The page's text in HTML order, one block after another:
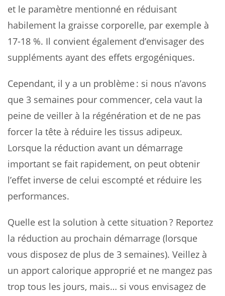
et le paramètre mentionné en réduisant
habilement la graisse corporelle, par exemple à
17-18 %. Il convient également d’envisager des
suppléments ayant des effets ergogéniques.
Cependant, il y a un problème : si nous n’avons
que 3 semaines pour commencer, cela vaut la
peine de veiller à la régénération et de ne pas
forcer la tête à réduire les tissus adipeux.
Lorsque la réduction avant un démarrage
important se fait rapidement, on peut obtenir
l’effet inverse de celui escompté et réduire les
performances.
Quelle est la solution à cette situation ? Reportez
la réduction au prochain démarrage (lorsque
vous disposez de plus de 3 semaines). Veillez à
un apport calorique approprié et ne mangez pas
trop tous les jours, mais… si vous envisagez de